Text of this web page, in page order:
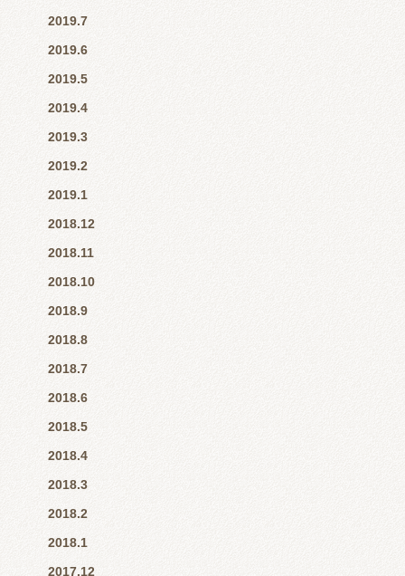
2019.7
2019.6
2019.5
2019.4
2019.3
2019.2
2019.1
2018.12
2018.11
2018.10
2018.9
2018.8
2018.7
2018.6
2018.5
2018.4
2018.3
2018.2
2018.1
2017.12